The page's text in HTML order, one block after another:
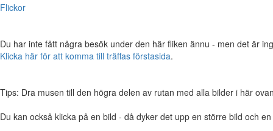
Flickor
Du har inte fått några besök under den här fliken ännu - men det är
Klicka här för att komma till träffas förstasida.
Tips: Dra musen till den högra delen av rutan med alla bilder i här
Du kan också klicka på en bild - då dyker det upp en större bild och